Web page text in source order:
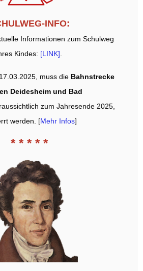
INFO:
Informationen zum Schulweg
Kindes: [LINK]
muss die Bahnstrecke
Deidesheim und Bad
zum Jahresende 2025,
werden. [Mehr Infos]
* * * * *